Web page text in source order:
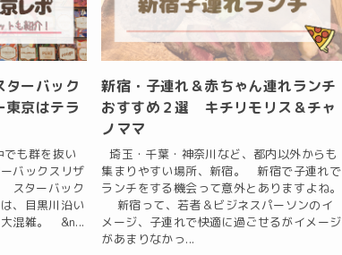
ターバック
東京はテラ
も群を抜い
バックスリザ
ターバック
、目黒川沿い
大混雑。 &n...
新宿・子連れ＆赤ちゃん連れランチ
おすすめ２選 キチリモリス＆チャ
ノママ
埼玉・千葉・神奈川など、都内以外からも
集まりやすい場所、新宿。 新宿で子連れで
ランチをする機会って意外とありますよね。
新宿って、若者＆ビジネスパーソンのイ
メージ、子連れで快適に過ごせるがイメージ
があまりなかっ...